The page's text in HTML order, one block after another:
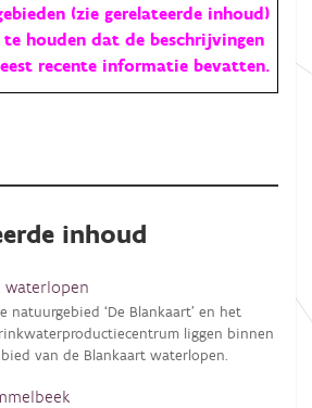
(zie gerelateerde inhoud)
te houden dat de beschrijvingen
recente informatie bevatten.
inhoud
waterlopen
natuurgebied ‘De Blankaart’ en het
liggen binnen
van de Blankaart waterlopen.